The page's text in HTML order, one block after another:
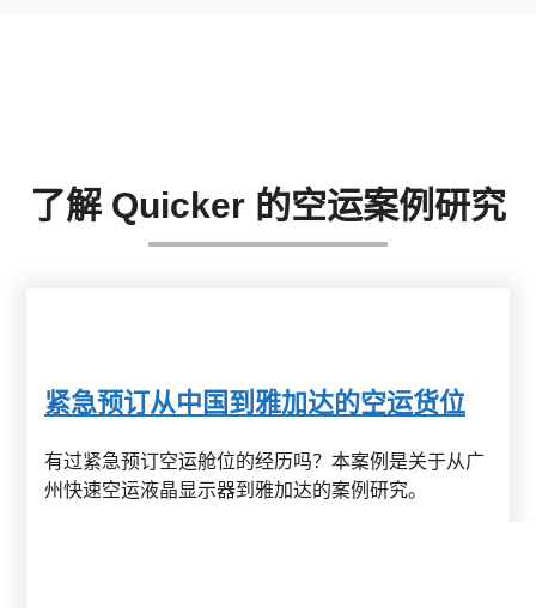
了解 Quicker 的空运案例研究
紧急预订从中国到雅加达的空运货位
有过紧急预订空运舱位的经历吗？本案例是关于从广
州快速空运液晶显示器到雅加达的案例研究。